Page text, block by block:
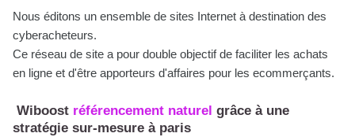
Nous éditons un ensemble de sites Internet à destination des
cyberacheteurs.
Ce réseau de site a pour double objectif de faciliter les achats
en ligne et d'être apporteurs d'affaires pour les ecommerçants.
Wiboost référencement naturel grâce à une
stratégie sur-mesure à paris